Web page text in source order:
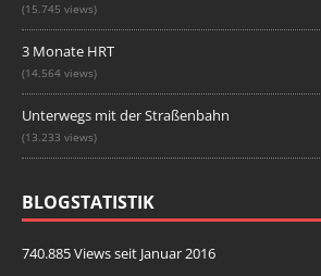
(15.745 views)
3 Monate HRT
(14.564 views)
Unterwegs mit der Straßenbahn
(13.233 views)
BLOGSTATISTIK
740.885 Views seit Januar 2016